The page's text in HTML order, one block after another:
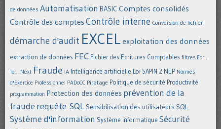
de données Automatisation BASIC Comptes consolidés
Contrôle des comptes Contrôle interne Conversion de fichier
démarche d'audit EXCEL exploitation des données
extraction de données FEC Fichier des Ecritures Comptables filtres For...
To... Next Fraude IA Intelligence artificielle Loi SAPIN 2 NEP Normes
d'Exercice Professionnel PADoCC Piratage Politique de sécurité Productivité
programmation Protection des données prévention de la
fraude requête SQL Sensibilisation des utilisateurs SQL
Système d'information Système informatique Sécurité